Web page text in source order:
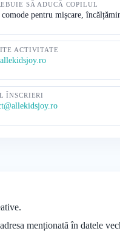
SĂ ADUCĂ COPILUL
pentru mișcare,
ACTIVITATE
ÎNSCRIERI
menționată în datele